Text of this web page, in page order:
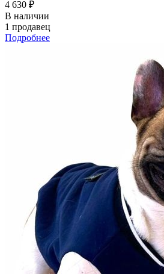
4 630 ₽
В наличии
1 продавец
Подробнее